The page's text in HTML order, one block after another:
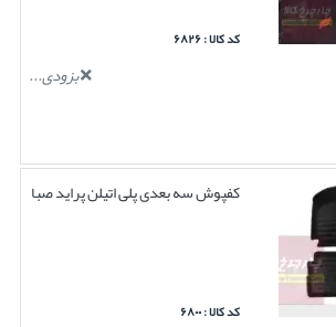
کد کالا : ۶۸۲۶
بزودی...
کفپوش سه بعدی پلی اتیلن پراید صبا
کد کالا : ۶۸۰۰